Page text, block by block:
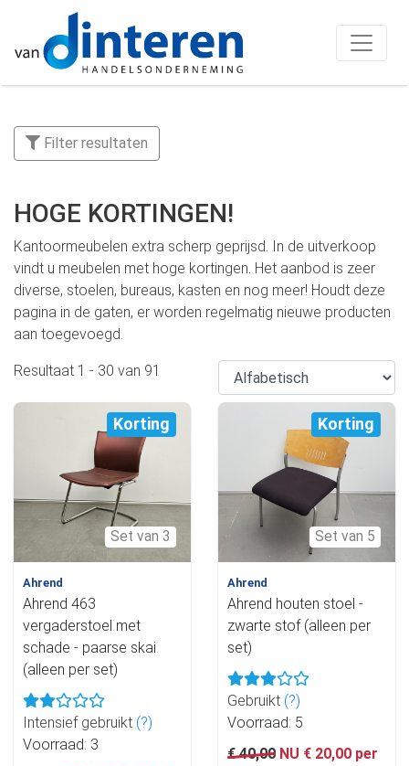
Filter resultaten
HOGE KORTINGEN!
Kantoormeubelen extra scherp geprijsd. In de uitverkoop
vindt u meubelen met hoge kortingen. Het aanbod is zeer
diverse, stoelen, bureaus, kasten en nog meer! Houdt deze
pagina in de gaten, er worden regelmatig nieuwe producten
aan toegevoegd.
Resultaat 1 - 30 van 91
Korting
Set van 3
Ahrend
Ahrend 463
vergaderstoel met
schade - paarse skai
(alleen per set)
Intensief gebruikt (?)
Voorraad: 3
Korting
Set van 5
Ahrend
Ahrend houten stoel -
zwarte stof (alleen per
set)
Gebruikt (?)
Voorraad: 5
€ 40,00 NU € 20,00 per